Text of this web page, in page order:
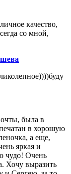
качество,
со мной,
была в
в хорошую
а еще,
яркая и
чудо! Очень
Хочу выразить